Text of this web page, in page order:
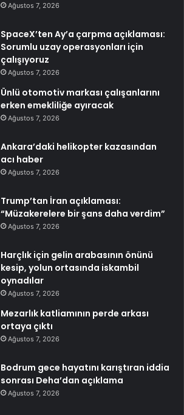
Ağustos 7, 2026
SpaceX’ten Ay’a çarpma açıklaması:
Sorumlu uzay operasyonları için
çalışıyoruz
Ağustos 7, 2026
Ünlü otomotiv markası çalışanlarını
erken emekliliğe ayıracak
Ağustos 7, 2026
Ankara’daki helikopter kazasından
acı haber
Ağustos 7, 2026
Trump’tan İran açıklaması:
“Müzakerelere bir şans daha verdim”
Ağustos 7, 2026
Harçlık için gelin arabasının önünü
kesip, yolun ortasında iskambil
oynadılar
Ağustos 7, 2026
Mezarlık katliamının perde arkası
ortaya çıktı
Ağustos 7, 2026
Bodrum gece hayatını karıştıran iddia
sonrası Deha’dan açıklama
Ağustos 7, 2026